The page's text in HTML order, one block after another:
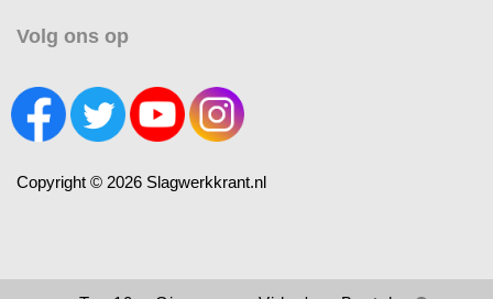
Volg ons op
Copyright © 2026 Slagwerkkrant.nl